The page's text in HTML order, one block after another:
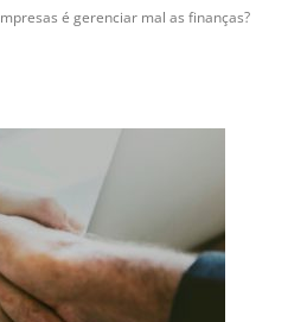
é gerenciar mal as finanças?